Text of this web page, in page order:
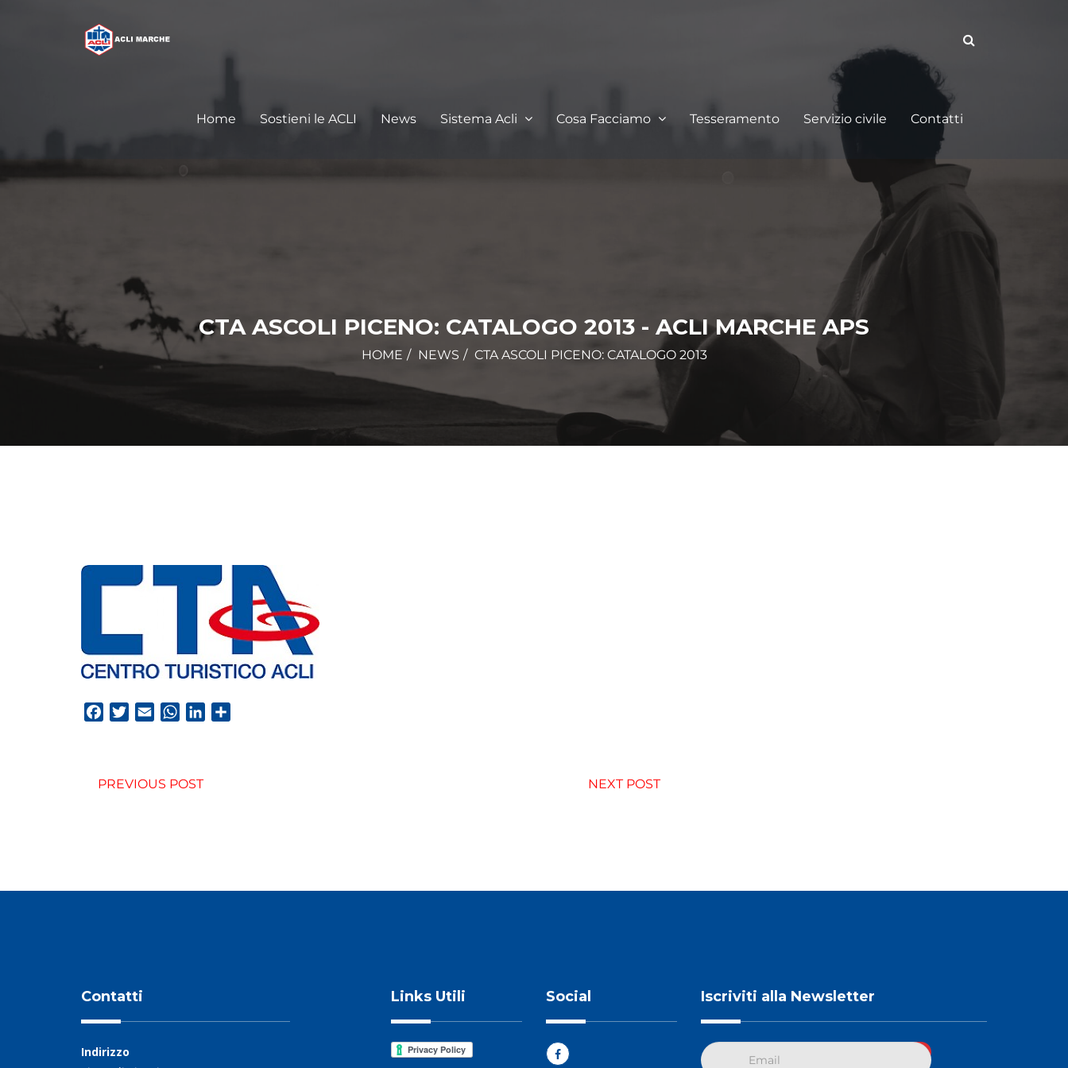
Home Sostieni le ACLI News Sistema Acli Cosa Facciamo Tesseramento Servizio civile Contatti
CTA ASCOLI PICENO: CATALOGO 2013 - ACLI MARCHE APS
HOME NEWS CTA ASCOLI PICENO: CATALOGO 2013
FacebookTwitterEmail WhatsApp
LinkedIn
PREVIOUS POST NEXT POST
Contatti
Indirizzo
Links Utili Social Iscriviti alla Newsletter